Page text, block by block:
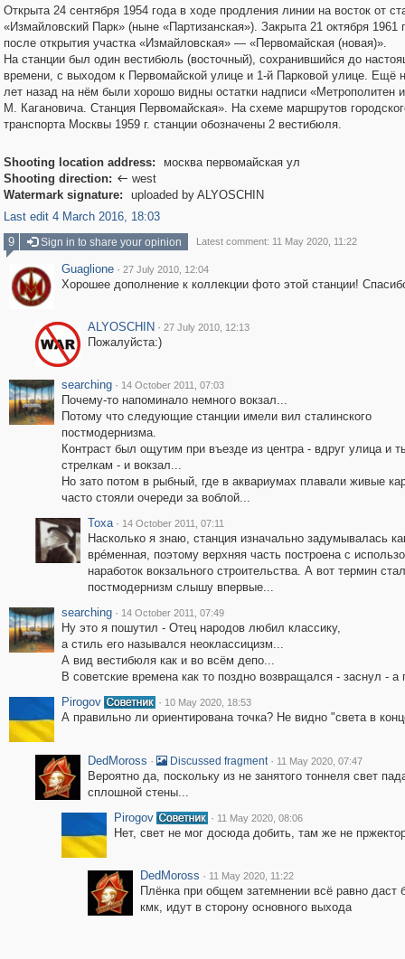
Открыта 24 сентября 1954 года в ходе продления линии на восток от
«Измайловский Парк» (ныне «Партизанская»). Закрыта 21 октября 1961
после открытия участка «Измайловская» — «Первомайская (новая)».
На станции был один вестибюль (восточный), сохранившийся до
времени, с выходом к Первомайской улице и 1-й Парковой улице. Ещё
лет назад на нём были хорошо видны остатки надписи «Метрополитен
М. Кагановича. Станция Первомайская». На схеме маршрутов
транспорта Москвы 1959 г. станции обозначены 2 вестибюля.
Shooting location address:
москва первомайская ул
Shooting direction:  west
Watermark signature:
uploaded by ALYOSCHIN
Last edit 4 March 2016, 18:03
9
Sign in to share your opinion Latest comment: 11 May 2020, 11:22
Guaglione · 27 July 2010, 12:04
Хорошее дополнение к коллекции фото этой станции!
ALYOSCHIN · 27 July 2010, 12:13
Пожалуйста:)
searching · 14 October 2011, 07:03
Почему-то напоминало немного вокзал...
Потому что следующие станции имели вил сталинского
постмодернизма.
Контраст был ощутим при въезде из центра - вдруг улица и
стрелкам - и вокзал...
Но зато потом в рыбный, где в аквариумах плавали живые
часто стояли очереди за воблой...
Toxa · 14 October 2011, 07:11
Насколько я знаю, станция изначально задумывалась
врéменная, поэтому верхняя часть построена с
наработок вокзального строительства. А вот термин
постмодернизм слышу впервые...
searching · 14 October 2011, 07:49
Ну это я пошутил - Отец народов любил классику,
а стиль его назывался неоклассицизм...
А вид вестибюля как и во всём депо...
В советские времена как то поздно возвращался - заснул -
Pirogov
· 10 May 2020, 18:53
А правильно ли ориентирована точка? Не видно "света в
DedMoross · Discussed fragment · 11 May 2020, 07:47
Вероятно да, поскольку из не занятого тоннеля свет
сплошной стены...
Pirogov
· 11 May 2020, 08:06
Нет, свет не мог досюда добить, там же не
DedMoross · 11 May 2020, 11:22
Плёнка при общем затемнении всё равно
кмк, идут в сторону основного выхода